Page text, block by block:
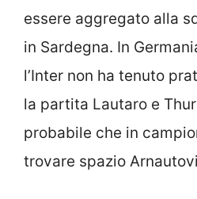
essere aggregato alla
in Sardegna. In
l’Inter non ha tenuto
la partita Lautaro e
probabile che in
trovare spazio